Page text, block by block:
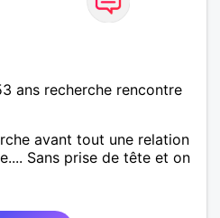
ans recherche rencontre
avant tout une relation
Sans prise de tête et on